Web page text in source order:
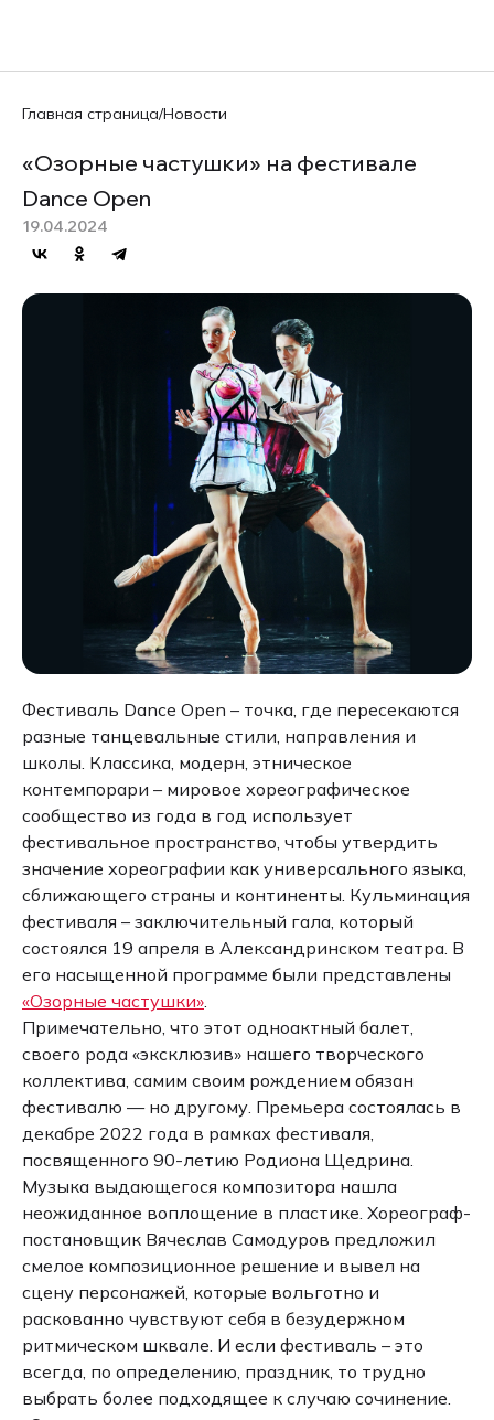
Главная страница/Новости
«Озорные частушки» на фестивале
Dance Open
19.04.2024
Фестиваль Dance Open – точка, где пересекаются
разные танцевальные стили, направления и
школы. Классика, модерн, этническое
контемпорари – мировое хореографическое
сообщество из года в год использует
фестивальное пространство, чтобы утвердить
значение хореографии как универсального языка,
сближающего страны и континенты. Кульминация
фестиваля – заключительный гала, который
состоялся 19 апреля в Александринском театра. В
его насыщенной программе были представлены
«Озорные частушки»
Примечательно, что этот одноактный балет,
своего рода «эксклюзив» нашего творческого
коллектива, самим своим рождением обязан
фестивалю — но другому. Премьера состоялась в
декабре 2022 года в рамках фестиваля,
посвященного 90-летию Родиона Щедрина.
Музыка выдающегося композитора нашла
неожиданное воплощение в пластике. Хореограф-
постановщик Вячеслав Самодуров предложил
смелое композиционное решение и вывел на
сцену персонажей, которые вольготно и
раскованно чувствуют себя в безудержном
ритмическом шквале. И если фестиваль – это
всегда, по определению, праздник, то трудно
выбрать более подходящее к случаю сочинение.